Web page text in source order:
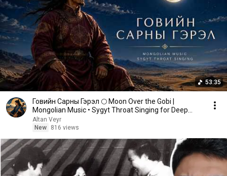
53:35
Говийн Сарны Гэрэл 🌕 Moon Over the Gobi |
Mongolian Music • Sygyt Throat Singing for Deep
Relaxation
Altan Veyr
New
816 views